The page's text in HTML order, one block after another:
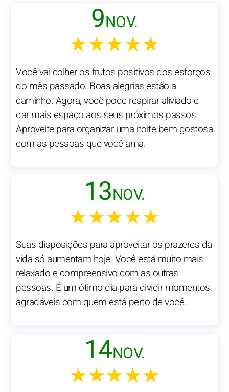
9NOV.
★★★★★
Você vai colher os frutos positivos dos esforços
do mês passado. Boas alegrias estão a
caminho. Agora, você pode respirar aliviado e
dar mais espaço aos seus próximos passos.
Aproveite para organizar uma noite bem gostosa
com as pessoas que você ama.
13NOV.
★★★★★
Suas disposições para aproveitar os prazeres da
vida só aumentam hoje. Você está muito mais
relaxado e compreensivo com as outras
pessoas. É um ótimo dia para dividir momentos
agradáveis com quem está perto de você.
14NOV.
★★★★★